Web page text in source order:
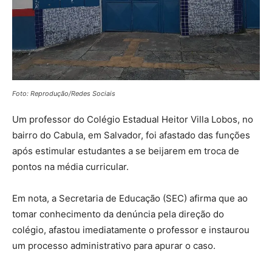
Foto: Reprodução/Redes Sociais
Um professor do Colégio Estadual Heitor Villa Lobos, no
bairro do Cabula, em Salvador, foi afastado das funções
após estimular estudantes a se beijarem em troca de
pontos na média curricular.
Em nota, a Secretaria de Educação (SEC) afirma que ao
tomar conhecimento da denúncia pela direção do
colégio, afastou imediatamente o professor e instaurou
um processo administrativo para apurar o caso.